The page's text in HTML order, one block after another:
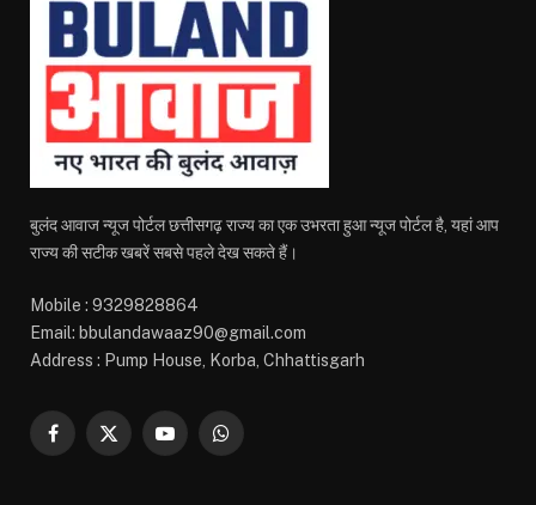
बुलंद आवाज न्यूज पोर्टल छत्तीसगढ़ राज्य का एक उभरता हुआ न्यूज पोर्टल है, यहां आप
राज्य की सटीक खबरें सबसे पहले देख सकते हैं।
Mobile : 9329828864
Email: bbulandawaaz90@gmail.com
Address : Pump House, Korba, Chhattisgarh
Facebook
X
YouTubeWhatsApp